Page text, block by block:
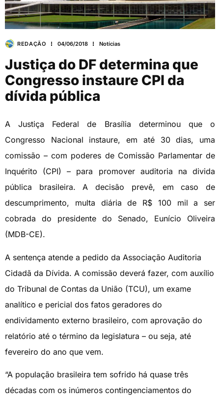
REDAÇÃO 04/06/2018 Notícias
Justiça do DF determina que
Congresso instaure CPI da
dívida pública
A Justiça Federal de Brasília determinou que o
Congresso Nacional instaure, em até 30 dias, uma
comissão – com poderes de Comissão Parlamentar de
Inquérito (CPI) – para promover auditoria na divida
pública brasileira. A decisão prevê, em caso de
descumprimento, multa diária de R$ 100 mil a ser
cobrada do presidente do Senado, Eunício Oliveira
(MDB-CE).
A sentença atende a pedido da Associação Auditoria
Cidadã da Dívida. A comissão deverá fazer, com auxílio
do Tribunal de Contas da União (TCU), um exame
analítico e pericial dos fatos geradores do
endividamento externo brasileiro, com aprovação do
relatório até o término da legislatura – ou seja, até
fevereiro do ano que vem.
“A população brasileira tem sofrido há quase três
décadas com os inúmeros contingenciamentos do